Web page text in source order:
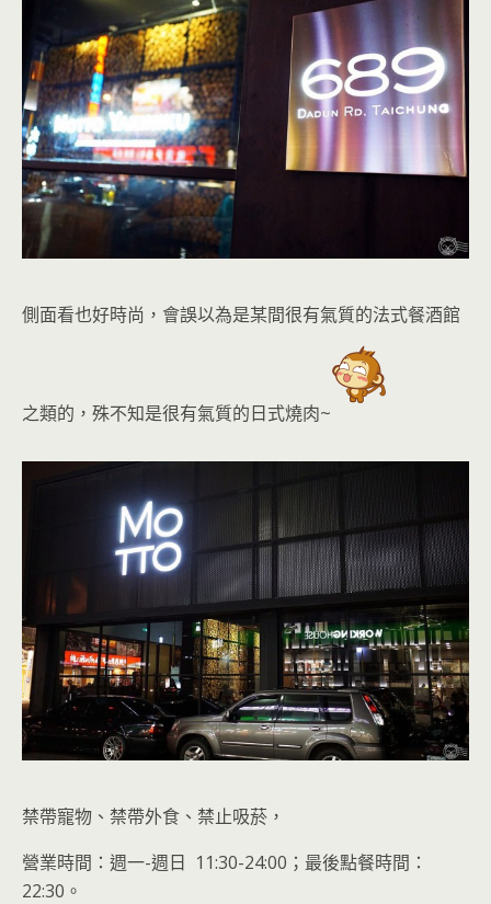
側面看也好時尚，會誤以為是某間很有氣質的法式餐酒館
之類的，殊不知是很有氣質的日式燒肉~
禁帶寵物、禁帶外食、禁止吸菸，
營業時間：週一-週日 11:30-24:00；最後點餐時間：
22:30 。